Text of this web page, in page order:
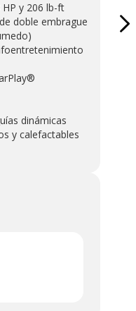
y 206 lb-ft
doble embrague
dinámicas
y calefactables